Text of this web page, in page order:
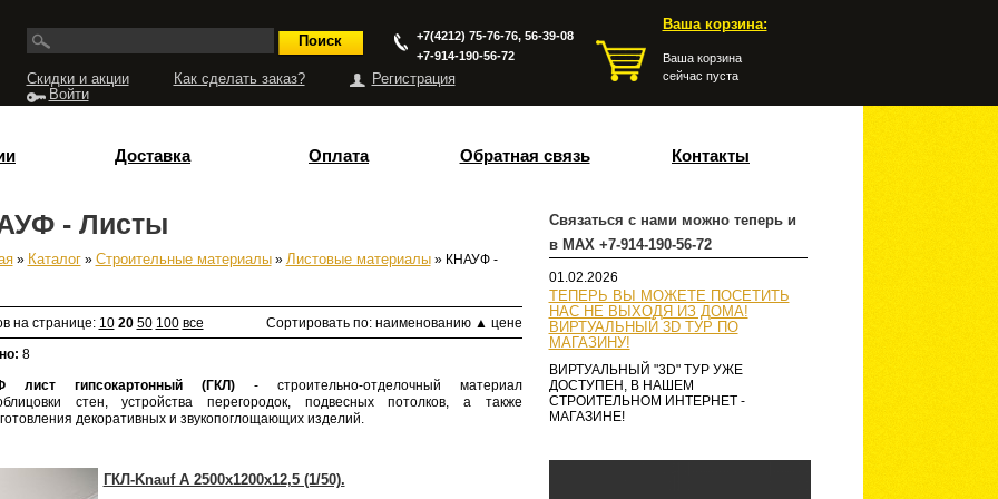
Ваша корзина:
Ваша корзина
сейчас пуста
+7(4212) 75-76-76, 56-39-08
+7-914-190-56-72
Скидки и акции Как сделать заказ?
Регистрация
Войти
Доставка Оплата Обратная связь Контакты
Связаться с нами можно теперь и
в MAX +7-914-190-56-72
01.02.2026
ТЕПЕРЬ ВЫ МОЖЕТЕ ПОСЕТИТЬ
НАС НЕ ВЫХОДЯ ИЗ ДОМА!
ВИРТУАЛЬНЫЙ 3D ТУР ПО
МАГАЗИНУ!
ВИРТУАЛЬНЫЙ "3D" ТУР УЖЕ
ДОСТУПЕН, В НАШЕМ
СТРОИТЕЛЬНОМ ИНТЕРНЕТ -
МАГАЗИНЕ!
- Листы
» Каталог» Строительные материалы» Листовые материалы» КНАУФ -
на странице: 10 20 50 100 все Сортировать по: наименованию ▲ цене
8
лист гипсокартонный
(ГКЛ)- строительно-отделочный материал
стен, устройства перегородок, подвесных потолков, а также
декоративных и звукопоглощающих изделий.
ГКЛ-Knauf A 2500х1200х12,5 (1/50).